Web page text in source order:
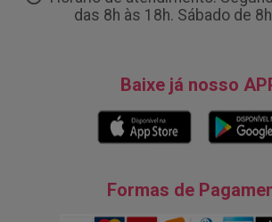
das 8h às 18h. Sábado de
Baixe já nosso
Formas de